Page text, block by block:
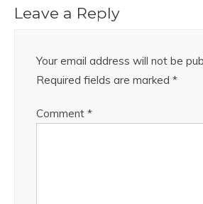
Leave a Reply
Your email address will not be
Required fields are marked *
Comment *